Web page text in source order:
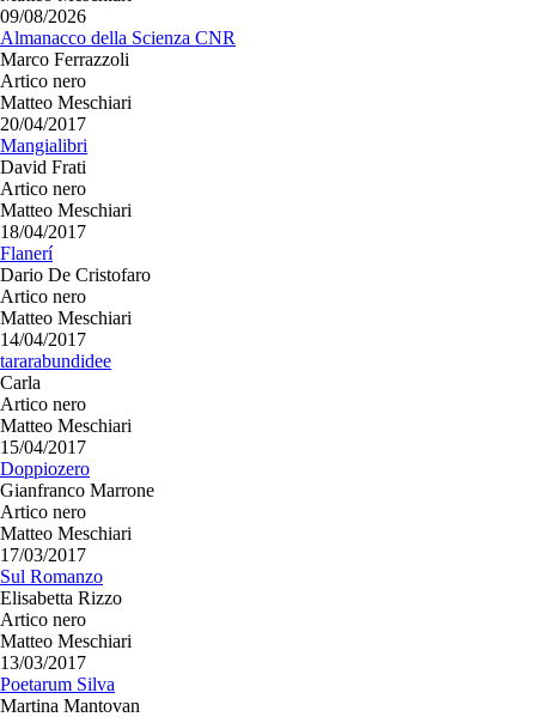
09/08/2026
Almanacco della Scienza CNR
Marco Ferrazzoli
Artico nero
Matteo Meschiari
20/04/2017
Mangialibri
David Frati
Artico nero
Matteo Meschiari
18/04/2017
Flanerí
Dario De Cristofaro
Artico nero
Matteo Meschiari
14/04/2017
tararabundidee
Carla
Artico nero
Matteo Meschiari
15/04/2017
Doppiozero
Gianfranco Marrone
Artico nero
Matteo Meschiari
17/03/2017
Sul Romanzo
Elisabetta Rizzo
Artico nero
Matteo Meschiari
13/03/2017
Poetarum Silva
Martina Mantovan